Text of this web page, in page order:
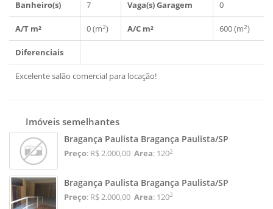
Banheiro(s) 7 Vaga(s) Garagem 0
A/T m² 0 (m2) A/C m² 600 (m2)
Diferenciais
Excelente salão comercial para locação!
Imóveis semelhantes
Bragança Paulista Bragança Paulista/SP
Preço: R$ 2.000,00 Area: 1202
Bragança Paulista Bragança Paulista/SP
Preço: R$ 2.000,00 Area: 1202